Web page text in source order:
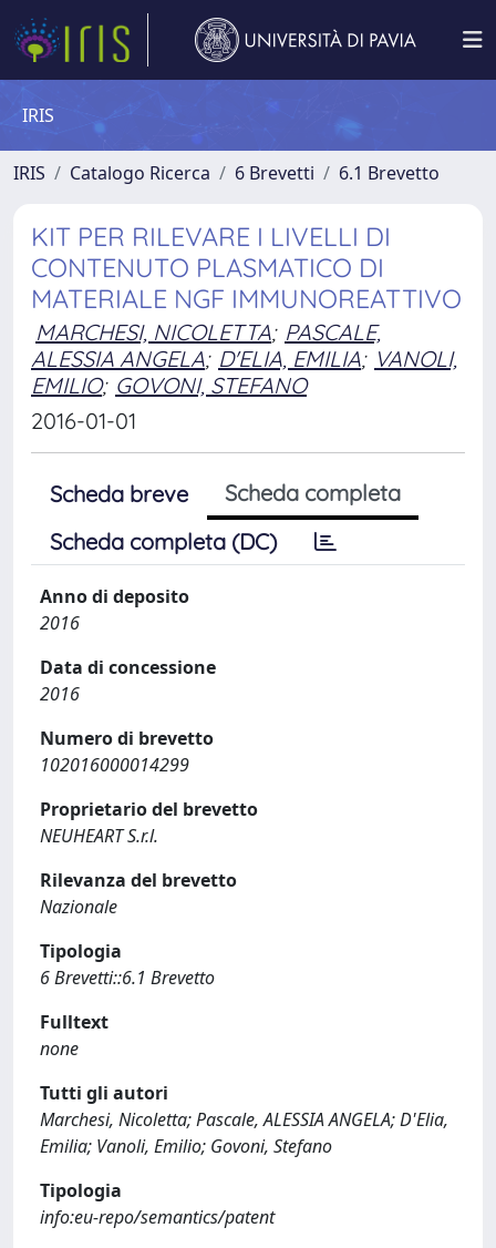
IRIS
IRIS Catalogo Ricerca 6 Brevetti 6.1 Brevetto
KIT PER RILEVARE I LIVELLI DI
CONTENUTO PLASMATICO DI
MATERIALE NGF IMMUNOREATTIVO
MARCHESI, NICOLETTA; PASCALE,
ALESSIA ANGELA; D'ELIA, EMILIA; VANOLI,
EMILIO; GOVONI, STEFANO
2016-01-01
Scheda breve
Scheda completa
Scheda completa (DC)
Anno di deposito
2016
Data di concessione
2016
Numero di brevetto
102016000014299
Proprietario del brevetto
NEUHEART S.r.l.
Rilevanza del brevetto
Nazionale
Tipologia
6 Brevetti::6.1 Brevetto
Fulltext
none
Tutti gli autori
Marchesi, Nicoletta; Pascale, ALESSIA ANGELA; D'Elia,
Emilia; Vanoli, Emilio; Govoni, Stefano
Tipologia
info:eu-repo/semantics/patent